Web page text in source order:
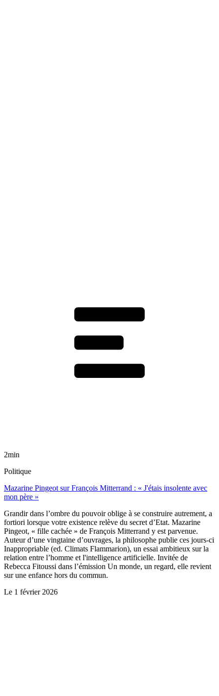
2min
Politique
Mazarine Pingeot sur François Mitterrand : « J'étais insolente avec
mon père »
Grandir dans l’ombre du pouvoir oblige à se construire autrement, a
fortiori lorsque votre existence relève du secret d’Etat. Mazarine
Pingeot, « fille cachée » de François Mitterrand y est parvenue.
Auteur d’une vingtaine d’ouvrages, la philosophe publie ces jours-ci
Inappropriable (ed. Climats Flammarion), un essai ambitieux sur la
relation entre l’homme et l'intelligence artificielle. Invitée de
Rebecca Fitoussi dans l’émission Un monde, un regard, elle revient
sur une enfance hors du commun.
Le 1 février 2026